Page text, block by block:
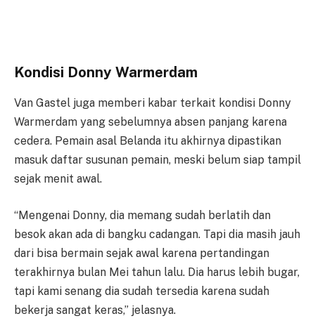
Kondisi Donny Warmerdam
Van Gastel juga memberi kabar terkait kondisi Donny
Warmerdam yang sebelumnya absen panjang karena
cedera. Pemain asal Belanda itu akhirnya dipastikan
masuk daftar susunan pemain, meski belum siap tampil
sejak menit awal.
“Mengenai Donny, dia memang sudah berlatih dan
besok akan ada di bangku cadangan. Tapi dia masih jauh
dari bisa bermain sejak awal karena pertandingan
terakhirnya bulan Mei tahun lalu. Dia harus lebih bugar,
tapi kami senang dia sudah tersedia karena sudah
bekerja sangat keras,” jelasnya.